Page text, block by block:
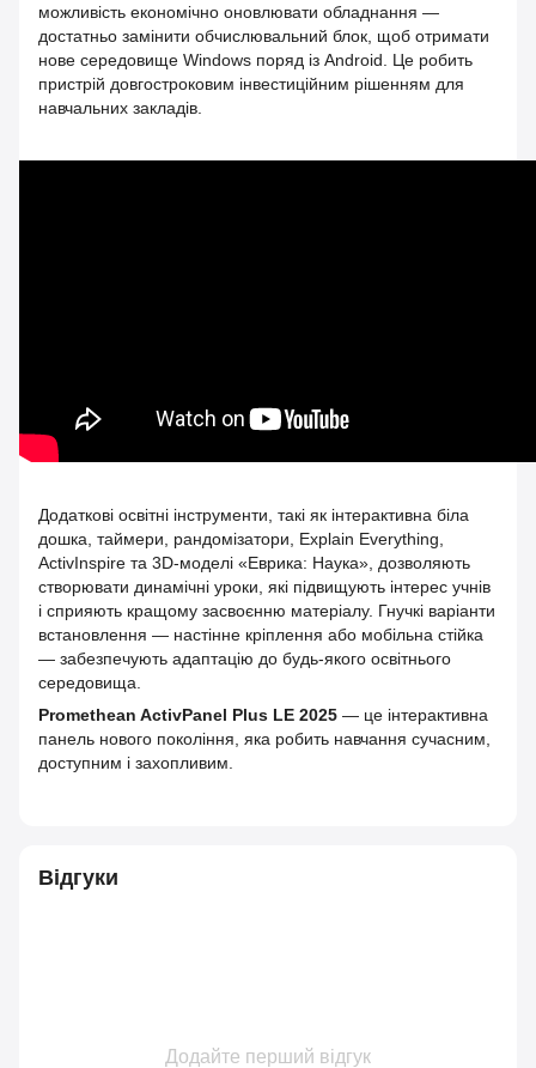
можливість економічно оновлювати обладнання —
достатньо замінити обчислювальний блок, щоб отримати
нове середовище Windows поряд із Android. Це робить
пристрій довгостроковим інвестиційним рішенням для
навчальних закладів.
Додаткові освітні інструменти, такі як інтерактивна біла
дошка, таймери, рандомізатори, Explain Everything,
ActivInspire та 3D‑моделі «Еврика: Наука», дозволяють
створювати динамічні уроки, які підвищують інтерес учнів
і сприяють кращому засвоєнню матеріалу. Гнучкі варіанти
встановлення — настінне кріплення або мобільна стійка
— забезпечують адаптацію до будь‑якого освітнього
середовища.
Promethean ActivPanel Plus LE 2025 — це інтерактивна
панель нового покоління, яка робить навчання сучасним,
доступним і захопливим.
Відгуки
Додайте перший відгук